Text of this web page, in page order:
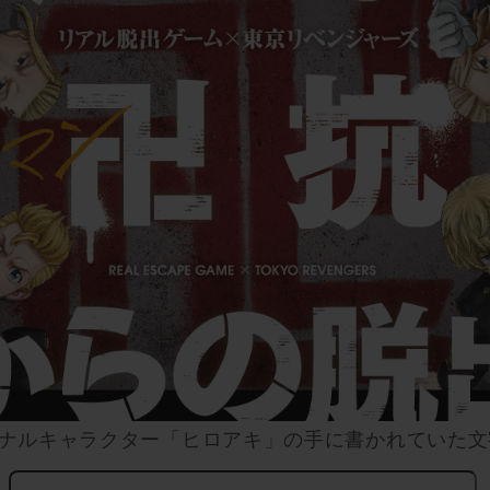
ルキャラクター「ヒロアキ」の手に書かれていた